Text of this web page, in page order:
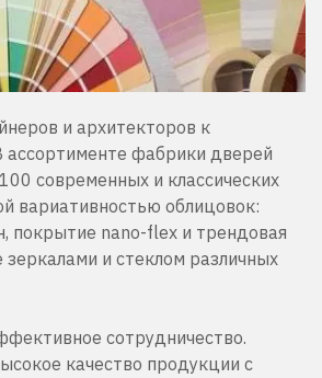
и архитекторов к
ассортименте фабрики дверей
современных и классических
вариативностью облицовок:
покрытие nano-flex и трендовая
зеркалами и стеклом различных
сотрудничество.
качество продукции с